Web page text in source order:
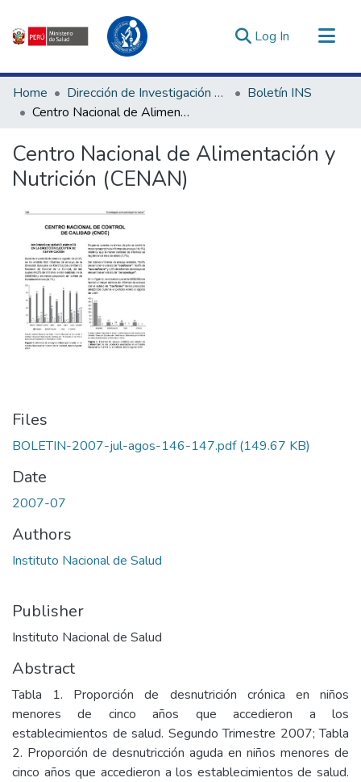
Log In (current)
Communities & Collections
All of DSpace
Estadísticas Externas
Enlaces de interés ▾
Home Dirección de Investigación e Innovación en Salud
Boletín INS
Centro Nacional de Alimentación y Nutrición (CENAN)
Centro Nacional de Alimentación y
Nutrición (CENAN)
Files
BOLETIN-2007-jul-agos-146-147.pdf(149.67 KB)
Date
2007-07
Authors
Instituto Nacional de Salud
Publisher
Instituto Nacional de Salud
Abstract
Tabla 1. Proporción de desnutrición crónica en niños
menores de cinco años que accedieron a los
establecimientos de salud. Segundo Trimestre 2007; Tabla
2. Proporción de desnutricción aguda en niños menores de
cinco años que accedieron a los establecimientos de salud.